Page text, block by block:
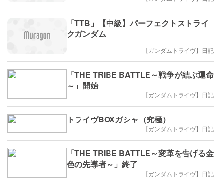
「TTB」【中級】パーフェクトストライ
クガンダム
【ガンダムトライヴ】日記
「THE TRIBE BATTLE～戦争が結ぶ運命
～」開始
【ガンダムトライヴ】日記
トライヴBOXガシャ（究極）
【ガンダムトライヴ】日記
「THE TRIBE BATTLE～変革を告げる金
色の先導者～」終了
【ガンダムトライヴ】日記